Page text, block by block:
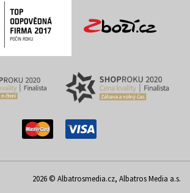
2026 © Albatrosmedia.cz, Albatros Media a.s.